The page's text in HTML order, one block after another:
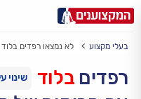
בעלי מקצוע לא נמצאו רפדים בלוד
רפדים בלוד